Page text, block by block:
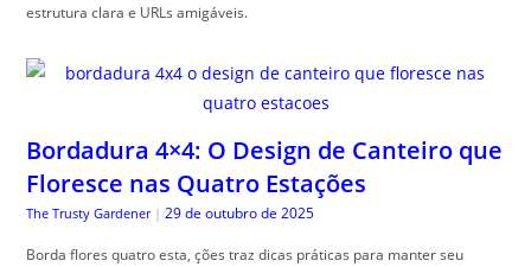
estrutura clara e URLs amigáveis.
Bordadura 4×4: O Design de Canteiro que
Floresce nas Quatro Estações
The Trusty Gardener | 29 de outubro de 2025
Borda flores quatro esta, ções traz dicas práticas para manter seu